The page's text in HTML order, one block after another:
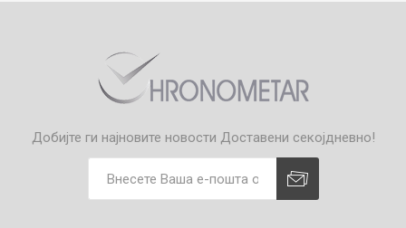
Добијте ги најновите новости Доставени секојдневно!